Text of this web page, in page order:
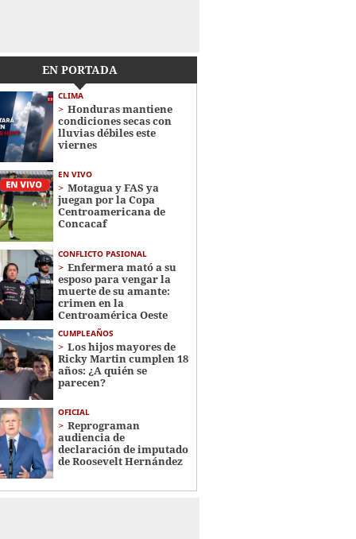
EN PORTADA
CLIMA
Honduras mantiene
condiciones secas con
lluvias débiles este
viernes
EN VIVO
Motagua y FAS ya
juegan por la Copa
Centroamericana de
Concacaf
CONFLICTO PASIONAL
Enfermera mató a su
esposo para vengar la
muerte de su amante:
crimen en la
Centroamérica Oeste
CUMPLEAÑOS
Los hijos mayores de
Ricky Martin cumplen 18
años: ¿A quién se
parecen?
OFICIAL
Reprograman
audiencia de
declaración de imputado
de Roosevelt Hernández